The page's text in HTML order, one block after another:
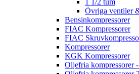
1 1/2 tum
Övriga ventiler
Bensinkompressorer
FIAC Kompressorer
FIAC
Kompressorer
KGK Kompressorer
Oljefria kompressorer